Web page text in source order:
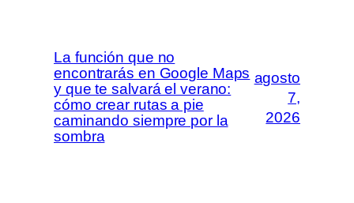
La función que no
encontrarás en Google Maps
y que te salvará el verano:
cómo crear rutas a pie
caminando siempre por la
sombra
agosto
7,
2026